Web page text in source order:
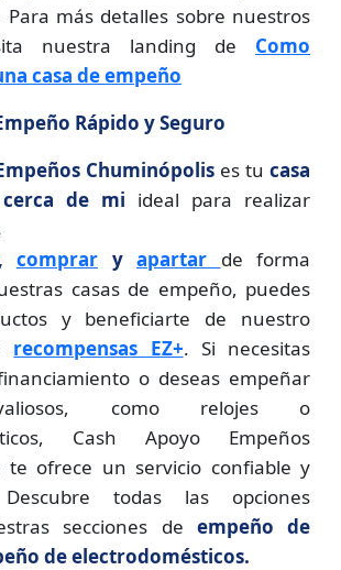
Para más detalles sobre nuestros
nuestra landing de Como
casa de empeño
Rápido y Seguro
Chuminópolis es tu casa
de mi ideal para realizar
comprar y apartar
de forma
casas de empeño, puedes
y beneficiarte de nuestro
recompensas EZ+. Si necesitas
o deseas empeñar
como relojes o
Cash Apoyo Empeños
te ofrece un servicio confiable y
Descubre todas las opciones
secciones de empeño de
de electrodomésticos.